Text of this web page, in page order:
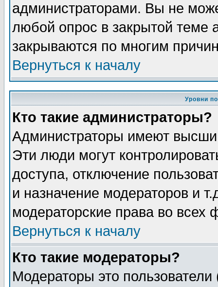
администраторами. Вы не
любой опрос в закрытой теме
закрываются по многим
Вернуться к началу
Уровни
Кто такие администраторы?
Администраторы имеют
Эти люди могут
доступа, отключение
и назначение модераторов и
модераторские права во всех
Вернуться к началу
Кто такие модераторы?
Модераторы это